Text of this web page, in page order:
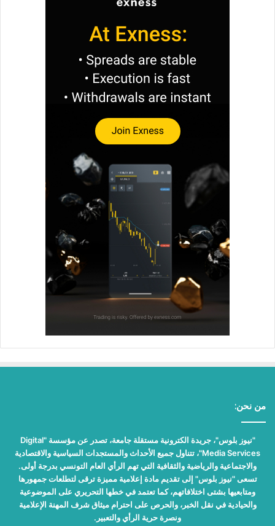
من نحن:
"نيوز بلوس"، جريدة الكترونية مستقلة جامعة، تصدر عن مؤسسة "Digital
Media Services"، تتناول جميع الأحداث والمستجدات السياسية والاقتصادية
والاجتماعية والرياضية والثقافية التي تهم الرأي العام التونسي بدرجة أولى.
تسعى "نيوز بلوس" إلى تقديم مادة إعلامية مميزة ترقى لتطلعات جمهورها
ومتابعيها بشتى اختلافاتهم، كما تعتمد في خطها التحريري على الموضوعية
والحيادية في نقل الخبر، والحرص على احترام ميثاق شرف المهنة الإعلامية
ونصرة حرية الرأي والتعبير.